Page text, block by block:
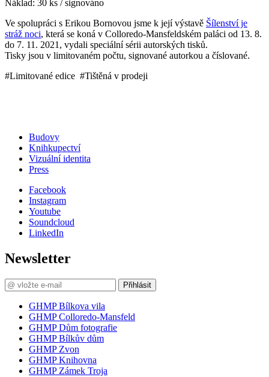
Náklad: 30 ks / signováno
Ve spolupráci s Erikou Bornovou jsme k její výstavě Šílenství je
stráž noci, která se koná v Colloredo-Mansfeldském paláci od 13. 8.
do 7. 11. 2021, vydali speciální sérii autorských tisků.
Tisky jsou v limitovaném počtu, signované autorkou a číslované.
#Limitované edice #Tištěná v prodeji
Budovy
Knihkupectví
Vizuální identita
Press
Facebook
Instagram
Youtube
Soundcloud
LinkedIn
Newsletter
Přihlásit
GHMP Bílkova vila
GHMP Colloredo-Mansfeld
GHMP Dům fotografie
GHMP Bílkův dům
GHMP Zvon
GHMP Knihovna
GHMP Zámek Troja